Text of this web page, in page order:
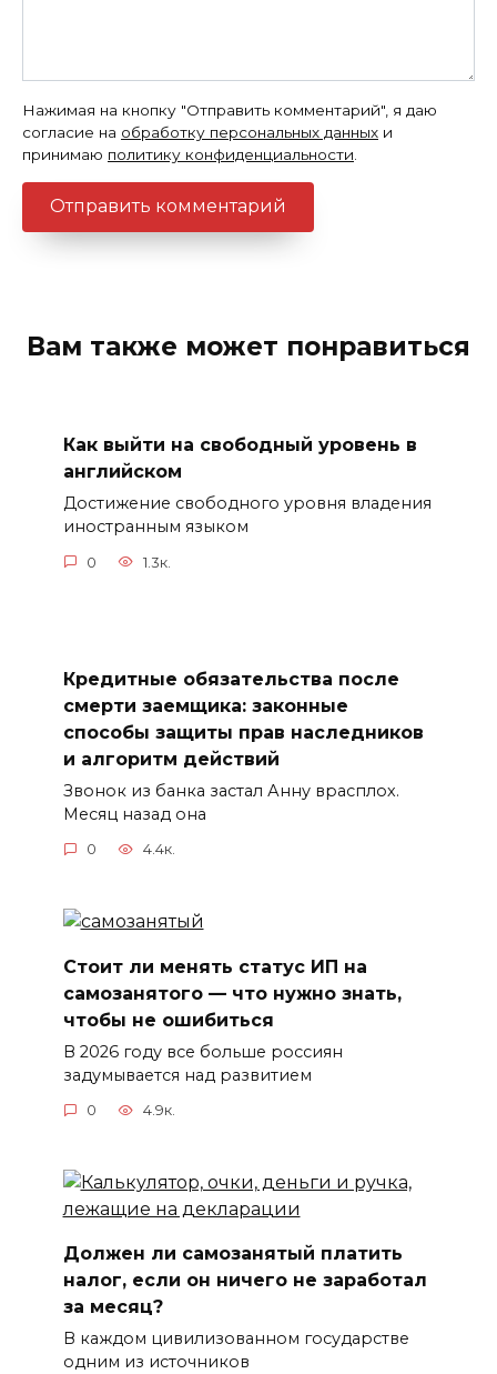
Нажимая на кнопку "Отправить комментарий", я даю
согласие на обработку персональных данных и
принимаю политику конфиденциальности
Вам также может понравиться
Как выйти на свободный уровень в
английском
Достижение свободного уровня владения
иностранным языком
0 1.3к.
Кредитные обязательства после
смерти заемщика: законные
способы защиты прав наследников
и алгоритм действий
Звонок из банка застал Анну врасплох.
Месяц назад она
0 4.4к.
Стоит ли менять статус ИП на
самозанятого — что нужно знать,
чтобы не ошибиться
В 2026 году все больше россиян
задумывается над развитием
0 4.9к.
Должен ли самозанятый платить
налог, если он ничего не заработал
за месяц?
В каждом цивилизованном государстве
одним из источников